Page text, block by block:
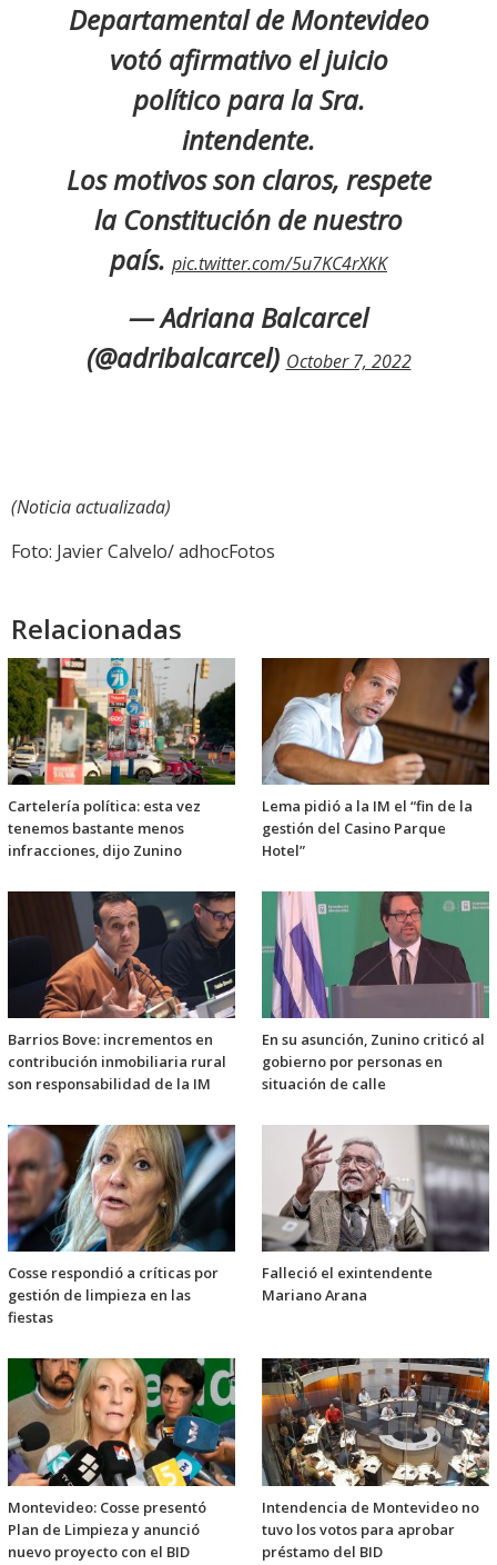
Departamental de Montevideo
votó afirmativo el juicio
político para la Sra.
intendente.
Los motivos son claros, respete
la Constitución de nuestro
país. pic.twitter.com/5u7KC4rXKK
— Adriana Balcarcel
(@adribalcarcel) October 7, 2022
(Noticia actualizada)
Foto: Javier Calvelo/ adhocFotos
Relacionadas
Cartelería política: esta vez
tenemos bastante menos
infracciones, dijo Zunino
Lema pidió a la IM el “fin de la
gestión del Casino Parque
Hotel”
Barrios Bove: incrementos en
contribución inmobiliaria rural
son responsabilidad de la IM
En su asunción, Zunino criticó al
gobierno por personas en
situación de calle
Cosse respondió a críticas por
gestión de limpieza en las
fiestas
Falleció el exintendente
Mariano Arana
Montevideo: Cosse presentó
Plan de Limpieza y anunció
nuevo proyecto con el BID
Intendencia de Montevideo no
tuvo los votos para aprobar
préstamo del BID